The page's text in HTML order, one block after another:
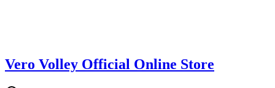
Vero Volley Official Online Store